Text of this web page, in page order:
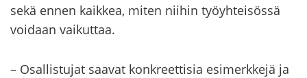
sekä ennen kaik­kea, miten nii­hin työyh­tei­sös­sä
voi­daan vai­kut­taa.
– Osal­lis­tu­jat saa­vat kon­kreet­ti­sia esi­merk­ke­jä ja